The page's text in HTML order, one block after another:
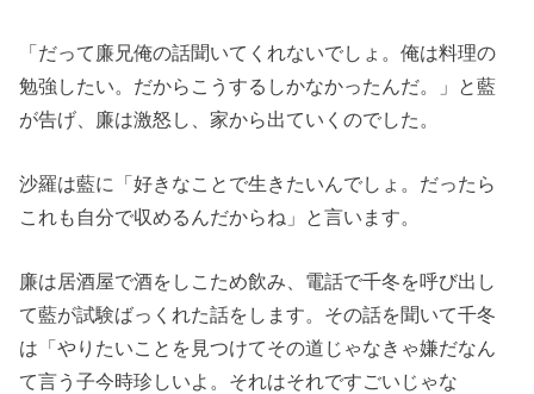
「だって廉兄俺の話聞いてくれないでしょ。俺は料理の
勉強したい。だからこうするしかなかったんだ。」と藍
が告げ、廉は激怒し、家から出ていくのでした。
沙羅は藍に「好きなことで生きたいんでしょ。だったら
これも自分で収めるんだからね」と言います。
廉は居酒屋で酒をしこため飲み、電話で千冬を呼び出し
て藍が試験ばっくれた話をします。その話を聞いて千冬
は「やりたいことを見つけてその道じゃなきゃ嫌だなん
て言う子今時珍しいよ。それはそれですごいじゃな